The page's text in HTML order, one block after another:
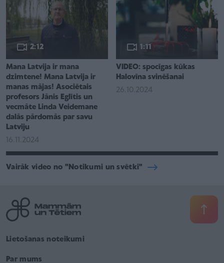
2:12
Mana Latvija ir mana
dzimtene! Mana Latvija ir
manas mājas! Asociētais
profesors Jānis Eglītis un
vecmāte Linda Veidemane
dalās pārdomās par savu
Latviju
16.11.2024
1:11
VIDEO: spocīgas kūkas
Halovīna svinēšanai
26.10.2024
Vairāk video no "Notikumi un svētki"
Lietošanas noteikumi
Par mums